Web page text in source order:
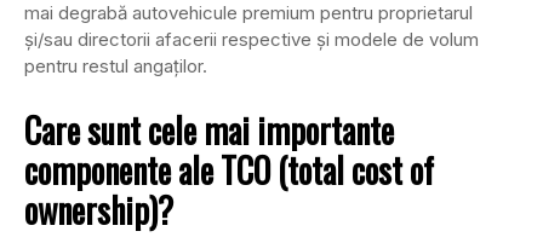
mai degrabă autovehicule premium pentru proprietarul
şi/sau directorii afacerii respective şi modele de volum
pentru restul angaţilor.
Care sunt cele mai importante
componente ale TCO (total cost of
ownership)?